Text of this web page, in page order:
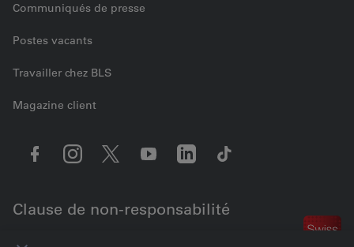
Communiqués de presse
Postes vacants
Travailler chez BLS
Magazine client
Clause de non-responsabilité